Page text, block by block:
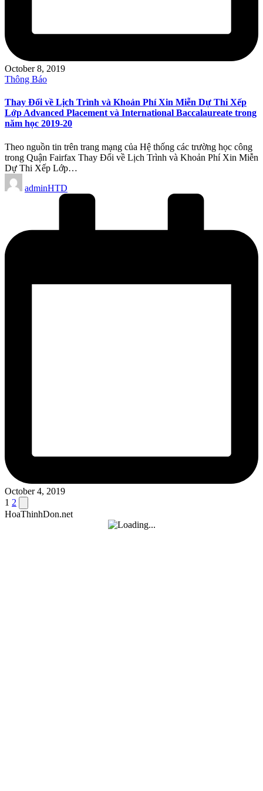
October 8, 2019
Posted
Thông Báo
Thay Đổi về Lịch Trình và Khoản Phí Xin Miễn Dự Thi Xếp
Lớp Advanced Placement và International Baccalaureate trong
năm học 2019-20
Theo nguồn tin trên trang mạng của Hệ thống các trường học công
trong Quận Fairfax Thay Đổi về Lịch Trình và Khoản Phí Xin Miễn
Dự Thi Xếp Lớp…
Posted
by
adminHTD
October 4, 2019
Posts
pagination
1 2 Next
page
HoaThinhDon.net